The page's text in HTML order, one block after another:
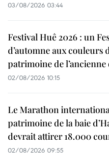
03/08/2026 03:44
Festival Huê 2026 : un
d’automne aux couleurs
patrimoine de l’ancienne
02/08/2026 10:15
Le Marathon
patrimoine de la baie
devrait attirer 18.000
02/08/2026 09:55